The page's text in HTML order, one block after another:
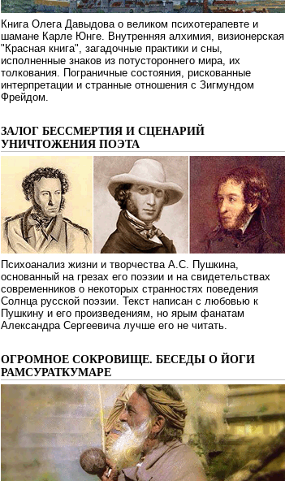
Книга Олега Давыдова о великом психотерапевте и
шамане Карле Юнге. Внутренняя алхимия, визионерская
"Красная книга", загадочные практики и сны,
исполненные знаков из потустороннего мира, их
толкования. Пограничные состояния, рискованные
интерпретации и странные отношения с Зигмундом
Фрейдом.
ЗАЛОГ БЕССМЕРТИЯ И СЦЕНАРИЙ
УНИЧТОЖЕНИЯ ПОЭТА
Психоанализ жизни и творчества А.С. Пушкина,
основанный на грезах его поэзии и на свидетельствах
современников о некоторых странностях поведения
Солнца русской поэзии. Текст написан с любовью к
Пушкину и его произведениям, но ярым фанатам
Александра Сергеевича лучше его не читать.
ОГРОМНОЕ СОКРОВИЩЕ. БЕСЕДЫ О ЙОГИ
РАМСУРАТКУМАРЕ